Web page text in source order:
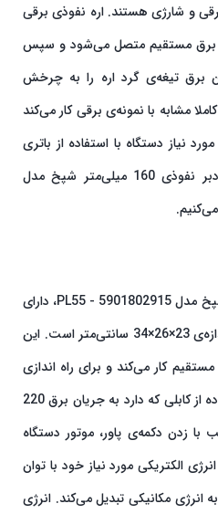
و شارژی هستند. اره نفوذی برقی
برق مستقیم متصل می‌شود و سپس
برق تیغه‌ی گرد اره را به چرخش
مشابه با نمونه‌ی برقی کار می‌کند
نیاز دستگاه با استفاده از باتری
فراهم می‌شود. در ادامه اره گردبر نفوذی 160 میلی‌متر شپخ مدل
اره گردبر نفوذی 160 میلی‌متر شپخ مدل 5901802915 - PL55، دارای
7.4 کیلوگرم وزن و ابعادی به اندازه‌ی 23×26×34 سانتی‌متر است. این
کار می‌کند و برای راه اندازی
آن کافی است دستگاه را با استفاده از کابلی که دارد به جریان برق 220
زدن دکمه‌ی پاور، موتور دستگاه
الکتریکی مورد نیاز خود با توان
انرژی مکانیکی تبدیل می‌کند. انرژی